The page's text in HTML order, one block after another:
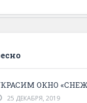
ОКНО
25 ДЕКАБРЯ, 2019